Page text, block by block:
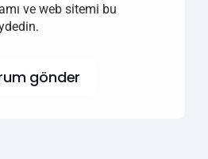
ve web sitemi bu
gönder